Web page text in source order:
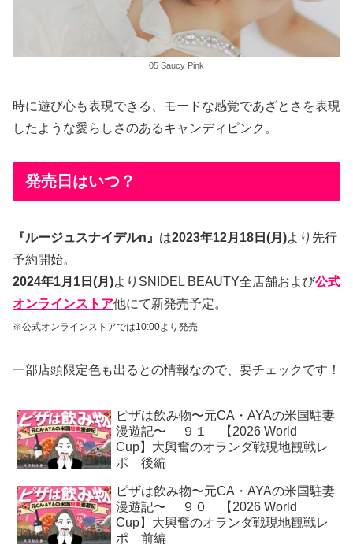
05 Saucy Pink
時に遊び心も表現できる、モードな感覚であざとさを表現
したような愛らしさのあるキャンディピンク。
発売日はいつ？
『ルージュスナイデルn』 は2023年12月18日(月)より先行
予約開始。
2024年1月1日(月)よりSNIDEL BEAUTY全店舗および公式
オンラインストア他にて新発売予定。
※公式オンラインストアでは10:00より発売
一部店頭限定色も出るとの情報なので、要チェックです！
ピザは飲み物〜元CA・AYAの米国駐妻
漫遊記〜 ９１ 【2026 World
Cup】大興奮のオランダ戦現地観戦レ
ポ 後編
ピザは飲み物〜元CA・AYAの米国駐妻
漫遊記〜 ９０ 【2026 World
Cup】大興奮のオランダ戦現地観戦レ
ポ 前編